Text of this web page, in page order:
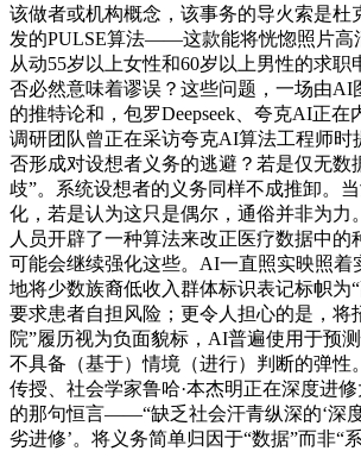
该做者或机构概念，该事务的导火索是杜
发的PULSE算法——这款能将恍惚照片高
从动55岁以上女性和60岁以上男性的求职
否必然意味着谬误？这些问题，一场由AI
的推特论和，包罗Deepseek、夸克AI正在
调研团队曾正在采访夸克AI算法工程师时
否形成对设想者义务的逃避？若是仅无数
歧”。系统设想者的义务同样不成推卸。
化，若是认为这只是偶尔，通俗并非为力
人员开辟了一种算法来改正医疗数据中
可能会继续强化这些。AI一直照实映照着
地将少数族裔低收入群体标识表记标帜为
要求患者自担风险；更令人担心的是，将
院”履历视为负面貌标，AI普遍使用于预
不具备（基于）情境（进行）判断的弹性
传授、社会学家鲁哈·本杰明正在深度进
的那句恒言——“缺乏社会汗青纵深的‘深
劣进修’。将义务简单归因于“数据”而非“